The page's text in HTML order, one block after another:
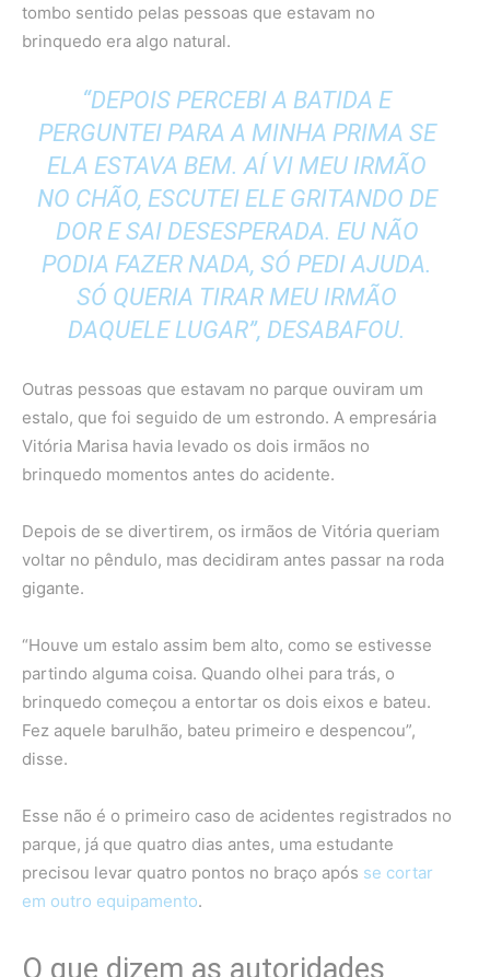
tombo sentido pelas pessoas que estavam no
brinquedo era algo natural.
“DEPOIS PERCEBI A BATIDA E
PERGUNTEI PARA A MINHA PRIMA SE
ELA ESTAVA BEM. AÍ VI MEU IRMÃO
NO CHÃO, ESCUTEI ELE GRITANDO DE
DOR E SAI DESESPERADA. EU NÃO
PODIA FAZER NADA, SÓ PEDI AJUDA.
SÓ QUERIA TIRAR MEU IRMÃO
DAQUELE LUGAR”, DESABAFOU.
Outras pessoas que estavam no parque ouviram um
estalo, que foi seguido de um estrondo. A empresária
Vitória Marisa havia levado os dois irmãos no
brinquedo momentos antes do acidente.
Depois de se divertirem, os irmãos de Vitória queriam
voltar no pêndulo, mas decidiram antes passar na roda
gigante.
“Houve um estalo assim bem alto, como se estivesse
partindo alguma coisa. Quando olhei para trás, o
brinquedo começou a entortar os dois eixos e bateu.
Fez aquele barulhão, bateu primeiro e despencou”,
disse.
Esse não é o primeiro caso de acidentes registrados no
parque, já que quatro dias antes, uma estudante
precisou levar quatro pontos no braço após se cortar
em outro equipamento.
O que dizem as autoridades